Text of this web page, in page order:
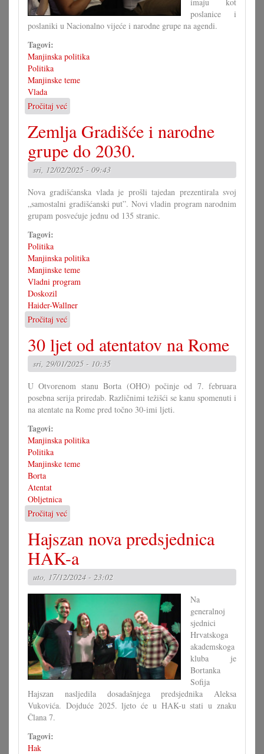
poslanice i
poslaniki u Nacionalno vijeće i narodne grupe na agendi.
Tagovi:
Manjinska politika
Politika
Manjinske teme
Vlada
Pročitaj već
Poznati
su
govorači
narodnih
grup
Zemlja Gradišće i narodne
grupe do 2030.
sri, 12/02/2025 - 09:43
Nova gradišćanska vlada je prošli tajedan prezentirala svoj
„samostalni gradišćanski put”. Novi vladin program narodnim
grupam posvećuje jednu od 135 stranic.
Tagovi:
Politika
Manjinska politika
Manjinske teme
Vladni program
Doskozil
Haider-Wallner
Pročitaj već
Zemlja
Gradišće
i
narodne
do
2030.
30 ljet od atentatov na Rome
sri, 29/01/2025 - 10:35
U Otvorenom stanu Borta (OHO) počinje od 7. februara
posebna serija priredab. Različnimi težišći se kanu spomenuti i
na atentate na Rome pred točno 30-imi ljeti.
Tagovi:
Manjinska politika
Politika
Manjinske teme
Borta
Atentat
Obljetnica
Pročitaj već
30
ljet
od
atentatov
na
Rome
Hajszan nova predsjednica
HAK-a
uto, 17/12/2024 - 23:02
Na
generalnoj
sjednici
Hrvatskoga
akademskoga
kluba je
Bortanka
Sofija
Hajszan nasljedila dosadašnjega predsjednika Aleksa
Vukovića. Dojduće 2025. ljeto će u HAK-u stati u znaku
Člana 7.
Tagovi:
Hak